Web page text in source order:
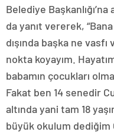
Belediye
da yanıt vererek, “Bana
dışında başka ne
nokta koyayım.
babamın çocukları
Fakat ben 14 senedir
altında yani tam 18
büyük okulum dediğim